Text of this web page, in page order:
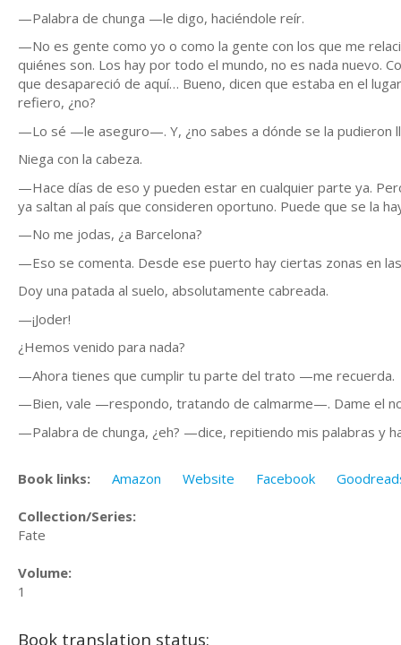
—Palabra de chunga —le digo, haciéndole reír.
—No es gente como yo o como la gente con los que me
quiénes son. Los hay por todo el mundo, no es nada nuevo.
que desapareció de aquí… Bueno, dicen que estaba en el
refiero, ¿no?
—Lo sé —le aseguro—. Y, ¿no sabes a dónde se la pudieron
Niega con la cabeza.
—Hace días de eso y pueden estar en cualquier parte ya.
ya saltan al país que consideren oportuno. Puede que se la
—No me jodas, ¿a Barcelona?
—Eso se comenta. Desde ese puerto hay ciertas zonas en
Doy una patada al suelo, absolutamente cabreada.
—¡Joder!
¿Hemos venido para nada?
—Ahora tienes que cumplir tu parte del trato —me recuerda.
—Bien, vale —respondo, tratando de calmarme—. Dame el
—Palabra de chunga, ¿eh? —dice, repitiendo mis palabras y
Book links: Amazon Website Facebook
Collection/Series:
Fate
Volume:
1
Book translation status: